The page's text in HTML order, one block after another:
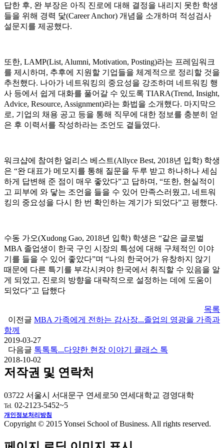
답한 후, 완 부장은 아직 진로에 대해 결정을 내리지 못한 학생
들을 위해 경력 닻(Career Anchor) 개념을 소개하며 적성검사
설문지를 제공했다.
또한, LAMP(List, Alumni, Motivation, Posting)라는 프레임워크
를 제시하며, 추후에 지원할 기업들을 체계적으로 정리할 것을
추천했다. 나아가 네트워킹의 중요성을 강조하며 네트워킹 행
사 등에서 쉽게 대화를 풀어갈 수 있도록 TIARA(Trend, Insight,
Advice, Resource, Assignment)라는 화법을 소개했다. 마지막으
로, 기업의 채용 공고 등을 통해 직무에 대한 정보를 충분히 얻
은 후 이력서를 작성하라는 조언도 곁들였다.
워크샵에 참여한 얼리스 베스트(Allyce Best, 2018년 입학) 학생
은 “완 대표가 메모지를 통해 질문을 두루 받고 하나하나 세심
하게 답변해 준 점이 매우 좋았다”고 답하며, “또한, 현실적이
고 피부에 와 닿는 조언을 들을 수 있어 만족스러웠고, 네트워
킹의 중요성을 다시 한 번 확인하는 계기가 되었다”고 평했다.
수동 가오(Xudong Gao, 2018년 입학) 학생은 “같은 글로벌
MBA 졸업생이 한국 구인 시장의 특성에 대해 구체적인 이야
기를 들을 수 있어 좋았다”며 “나의 한국어가 유창하지 않기
때문에 다른 특기를 부각시켜야 한국에서 취직할 수 있음을 알
게 되었고, 진로의 방향을 대략적으로 설정하는 데에 도움이
되었다”고 답했다
목록
이전글 MBA 가족에게 전하는 감사장...졸업의 영광을 가족과
함께
2019-03-27
다음글 톡톡톡...다양한 현장 이야기 클래스 톡
2018-10-02
저작권 및 연락처
03722 서울시 서대문구 연세로50 연세대학교 경영대학
Tel. 02-2123-5452~5
개인정보처리방침
Copyright © 2015 Yonsei School of Business. All rights reserved.